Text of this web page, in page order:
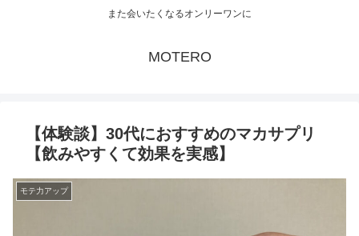
また会いたくなるオンリーワンに
MOTERO
【体験談】30代におすすめのマカサプリ
【飲みやすくて効果を実感】
モテ力アップ